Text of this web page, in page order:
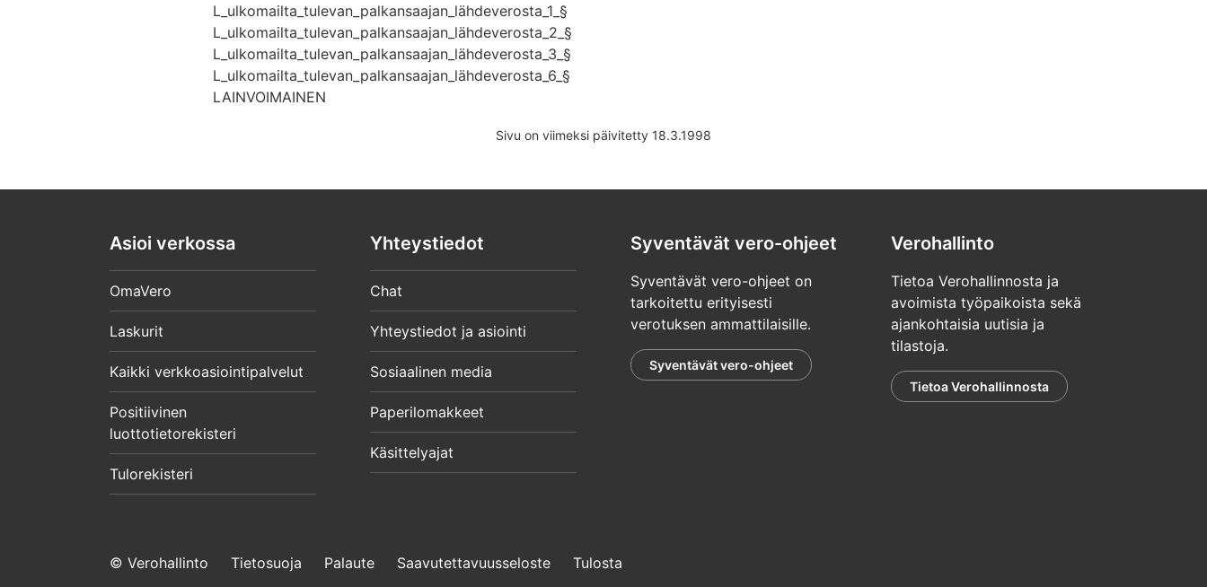
L_ulkomailta_tulevan_palkansaajan_lähdeverosta_1_§
L_ulkomailta_tulevan_palkansaajan_lähdeverosta_2_§
L_ulkomailta_tulevan_palkansaajan_lähdeverosta_3_§
L_ulkomailta_tulevan_palkansaajan_lähdeverosta_6_§
LAINVOIMAINEN
Sivu on viimeksi päivitetty 18.3.1998
Asioi verkossa
OmaVero
Laskurit
Kaikki verkkoasiointipalvelut
Positiivinen
luottotietorekisteri
Tulorekisteri
Yhteystiedot
Chat
Yhteystiedot ja asiointi
Sosiaalinen media
Paperilomakkeet
Käsittelyajat
Syventävät vero-ohjeet
Syventävät vero-ohjeet on
tarkoitettu erityisesti
verotuksen ammattilaisille.
Syventävät vero-ohjeet
Verohallinto
Tietoa Verohallinnosta ja
avoimista työpaikoista sekä
ajankohtaisia uutisia ja
tilastoja.
Tietoa Verohallinnosta
© Verohallinto Tietosuoja Palaute Saavutettavuusseloste Tulosta